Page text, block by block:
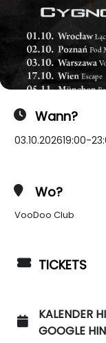
Wann?
03.10.202619:00-
Wo?
VooDoo Club
TICKETS
KALENDER
GOOGLE